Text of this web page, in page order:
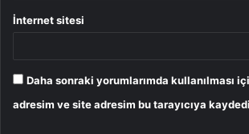
İnternet sitesi
Daha sonraki yorumlarımda kullanılması
adresim ve site adresim bu tarayıcıya